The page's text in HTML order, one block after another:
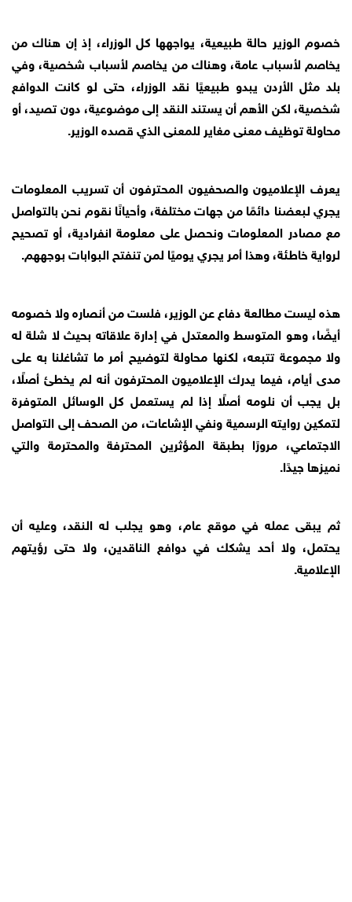
خصوم الوزير حالة طبيعية، يواجهها كل الوزراء، إذ إن هناك من
يخاصم لأسباب عامة، وهناك من يخاصم لأسباب شخصية، وفي
بلد مثل الأردن يبدو طبيعيًا نقد الوزراء، حتى لو كانت الدوافع
شخصية، لكن الأهم أن يستند النقد إلى موضوعية، دون تصيد، أو
محاولة توظيف معنى مغاير للمعنى الذي قصده الوزير.
يعرف الإعلاميون والصحفيون المحترفون أن تسريب المعلومات
يجري لبعضنا دائمًا من جهات مختلفة، وأحيانًا نقوم نحن بالتواصل
مع مصادر المعلومات ونحصل على معلومة انفرادية، أو تصحيح
لرواية خاطئة، وهذا أمر يجري يوميًا لمن تنفتح البوابات بوجههم.
هذه ليست مطالعة دفاع عن الوزير، فلست من أنصاره ولا خصومه
أيضًا، وهو المتوسط والمعتدل في إدارة علاقاته بحيث لا شلة له
ولا مجموعة تتبعه، لكنها محاولة لتوضيح أمر ما تشاغلنا به على
مدى أيام، فيما يدرك الإعلاميون المحترفون أنه لم يخطئ أصلًا،
بل يجب أن نلومه أصلًا إذا لم يستعمل كل الوسائل المتوفرة
لتمكين روايته الرسمية ونفي الإشاعات، من الصحف إلى التواصل
الاجتماعي، مرورًا بطبقة المؤثرين المحترفة والمحترمة والتي
نميزها جيدًا.
ثم يبقى عمله في موقع عام، وهو يجلب له النقد، وعليه أن
يحتمل، ولا أحد يشكك في دوافع الناقدين، ولا حتى رؤيتهم
الإعلامية.